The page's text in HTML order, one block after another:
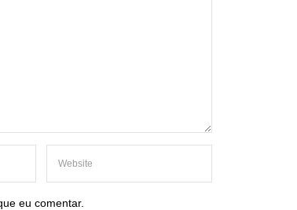
eu comentar.